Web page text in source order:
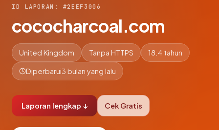
ID LAPORAN: #2EEF3006
cococharcoal.com
United Kingdom Tanpa HTTPS 18.4 tahun
Diperbarui3 bulan yang lalu
Laporan lengkap ↓ Cek Gratis